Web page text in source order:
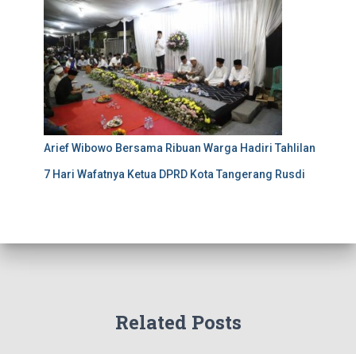
Arief Wibowo Bersama Ribuan Warga Hadiri Tahlilan
7 Hari Wafatnya Ketua DPRD Kota Tangerang Rusdi
Related Posts